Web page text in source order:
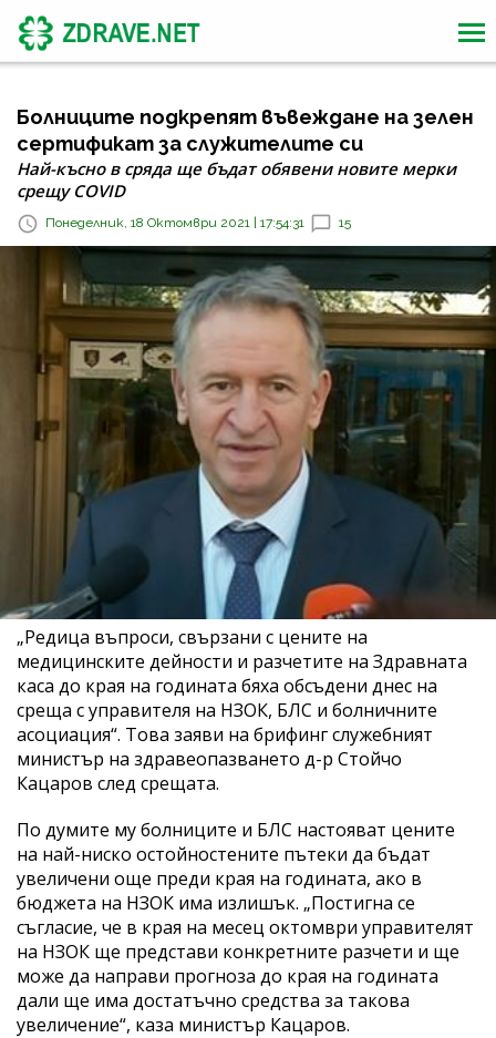
Болниците подкрепят въвеждане на зелен
сертификат за служителите си
Най-късно в сряда ще бъдат обявени новите мерки
срещу COVID
Понеделник, 18 Октомври 2021 | 17:54:31 15
„Редица въпроси, свързани с цените на
медицинските дейности и разчетите на Здравната
каса до края на годината бяха обсъдени днес на
среща с управителя на НЗОК, БЛС и болничните
асоциация“. Това заяви на брифинг служебният
министър на здравеопазването д-р Стойчо
Кацаров след срещата.
По думите му болниците и БЛС настояват цените
на най-ниско остойностените пътеки да бъдат
увеличени още преди края на годината, ако в
бюджета на НЗОК има излишък. „Постигна се
съгласие, че в края на месец октомври управителят
на НЗОК ще представи конкретните разчети и ще
може да направи прогноза до края на годината
дали ще има достатъчно средства за такова
увеличение“, каза министър Кацаров.